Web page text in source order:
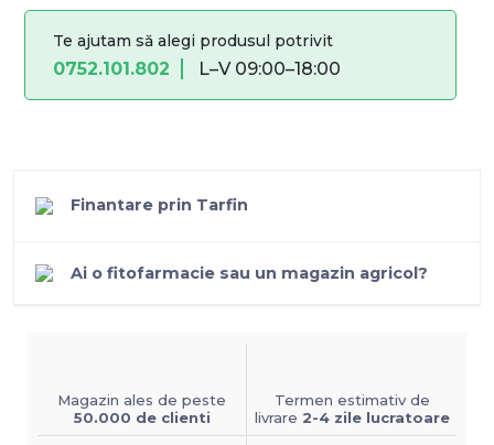
Te ajutam să alegi produsul potrivit
0752.101.802 L–V 09:00–18:00
Finantare prin Tarfin
Ai o fitofarmacie sau un magazin agricol?
Magazin ales de peste
50.000 de clienti
Termen estimativ de
livrare 2-4 zile lucratoare